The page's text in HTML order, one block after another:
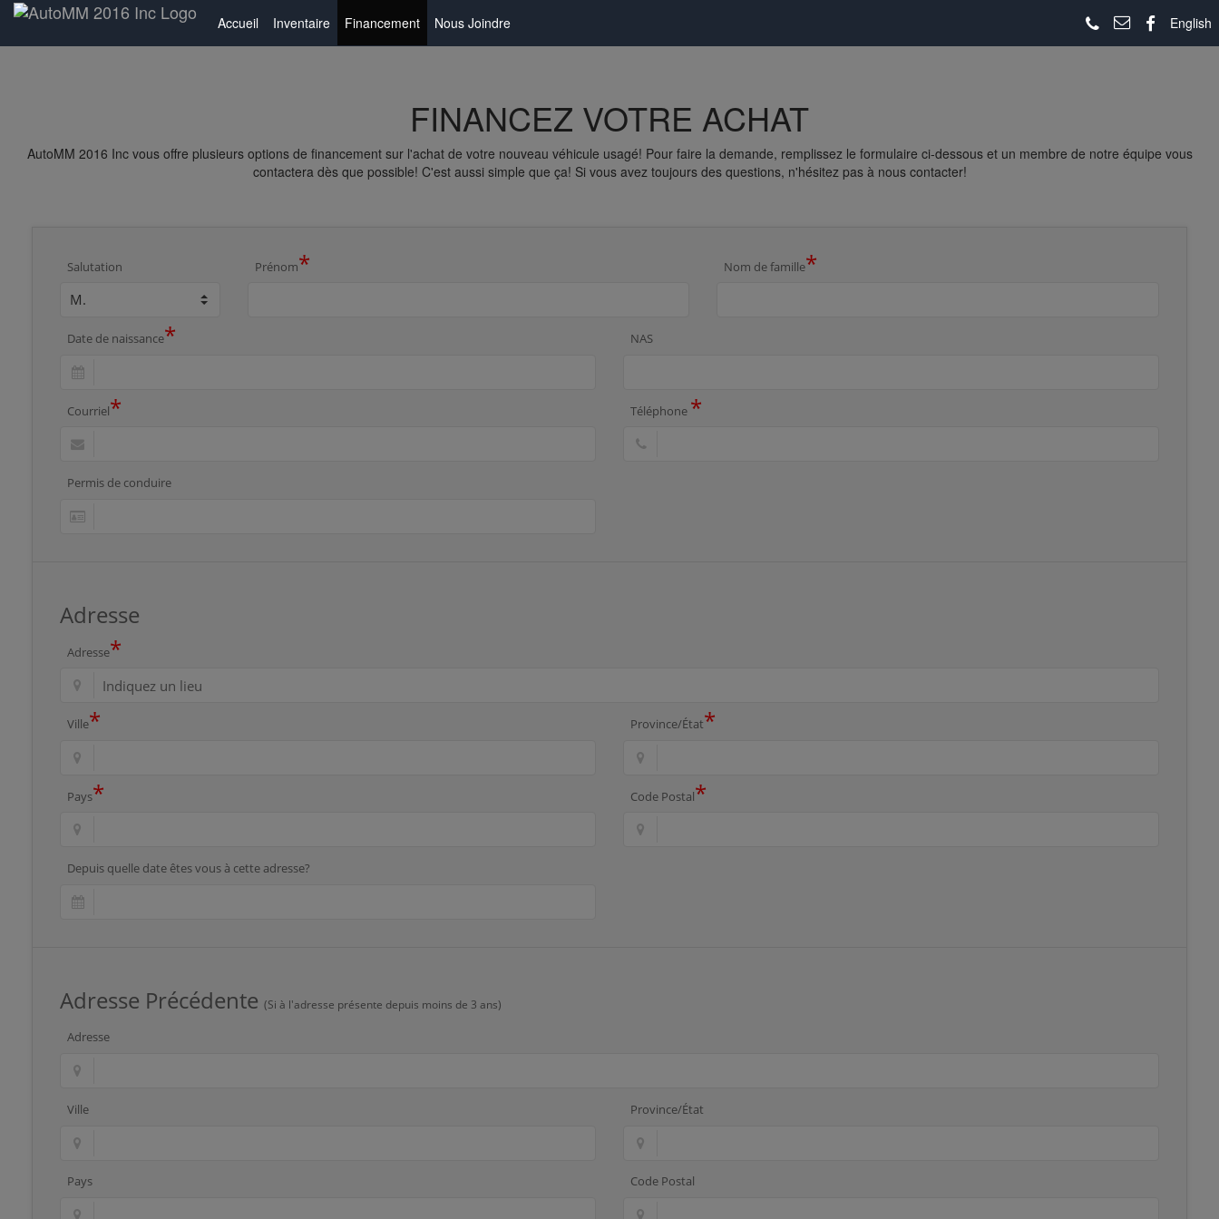
Accueil Inventaire Financement Nous Joindre English
FINANCEZ VOTRE ACHAT
AutoMM 2016 Inc vous offre plusieurs options de financement sur l'achat de votre nouveau véhicule usagé! Pour faire la demande, remplissez le formulaire ci-dessous et un membre de notre équipe vous
contactera dès que possible! C'est aussi simple que ça! Si vous avez toujours des questions, n'hésitez pas à nous contacter!
Salutation Prénom* Nom de famille*
Date de naissance* NAS
Courriel* Téléphone *
Permis de conduire
Adresse
Adresse*
Ville* Province/État*
Pays* Code Postal*
Depuis quelle date êtes vous à cette adresse?
Adresse Précédente (Si à l'adresse présente depuis moins de 3 ans)
Adresse
Ville Province/État
Pays Code Postal